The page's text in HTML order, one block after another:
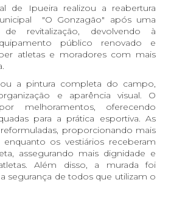
de Ipueira realizou a reabertura
"O Gonzagão" após uma
revitalização, devolvendo à
público renovado e
atletas e moradores com mais
a pintura completa do campo,
e aparência visual. O
melhoramentos, oferecendo
para a prática esportiva. As
proporcionando mais
os vestiários receberam
assegurando mais dignidade e
Além disso, a murada foi
segurança de todos que utilizam o